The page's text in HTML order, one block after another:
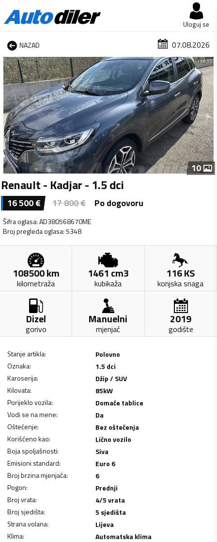
Uloguj se
NAZAD 07.08.2026
1 od 10
10
Renault - Kadjar - 1.5 dci
16 500€ 17 800€ Po dogovoru
Šifra oglasa:AD380568670ME
Broj pregleda oglasa:5348
108500km
kilometraža
1461 cm3
kubikaža
116KS
konjska snaga
Dizel
gorivo
Manuelni
mjenjač
2019
godište
Stanje artikla:
Polovno
Oznaka:
1.5 dci
Karoserija:
Džip / SUV
Kilovata: 85kW
Porijeklo vozila:
Domaće tablice
Vodi se na mene:
Da
Oštećenje:
Bez oštećenja
Korišćeno kao:
Lično vozilo
Boja spoljašnosti:
Siva
Emisioni standard:
Euro 6
Broj brzina mjenjača:
6
Pogon:
Prednji
Broj vrata:
4/5 vrata
Broj sjedišta:
5 sjedišta
Strana volana:
Lijeva
Klima:
Automatska klima